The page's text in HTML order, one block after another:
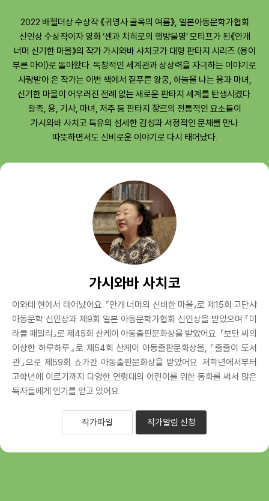
2022 배첼더상 수상작 《귀명사 골목의 여름》, 일본아동문학가협회
신인상 수상작이자 영화 ‘센과 치히로의 행방불명’ 모티프가 된《안개
너머 신기한 마을》의 작가 가시와바 사치코가 대형 판타지 시리즈 〈용이
부른 아이〉로 돌아왔다. 독창적인 세계관과 상상력을 자극하는 이야기로
사랑받아 온 작가는 이번 책에서 짙푸른 왕궁, 하늘을 나는 용과 마녀,
신기한 마을이 어우러진 전례 없는 새로운 판타지 세계를 탄생시켰다.
왕족, 용, 기사, 마녀, 저주 등 판타지 장르의 전통적인 요소들이
가시와바 사치코 특유의 섬세한 감성과 서정적인 문체를 만나
따뜻하면서도 신비로운 이야기로 다시 태어났다.
가시와바 사치코
이와테 현에서 태어났어요. 『안개 너머의 신비한 마을』로 제15회 고단샤
아동문학 신인상과 제9회 일본 아동문학가협회 신인상을 받았으며 『미
라클 패밀리』로 제45회 산케이 아동출판문화상을 받았어요. 『보탄 씨의
이상한 하루하루』로 제54회 산케이 아동출판문화상을, 『줄줄이 도서
관』으로 제59회 쇼가칸 아동출판문화상을 받았어요. 저학년에서부터
고학년에 이르기까지 다양한 연령대의 어린이를 위한 동화를 써서 많은
독자들에게 인기를 얻고 있어요.
작가파일 작가알림 신청